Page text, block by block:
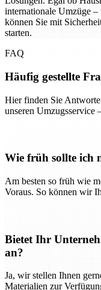
internationale Umzüge –
können Sie mit
starten.
FAQ
Häufig gestellte
Hier finden Sie
unseren Umzugsservice
Wie früh sollte ich
Am besten so früh wie
Voraus. So können wir
Bietet Ihr
an?
Ja, wir stellen Ihnen
Materialien zur